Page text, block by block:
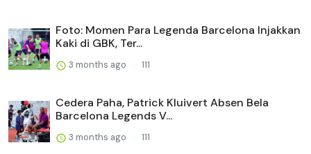
Foto: Momen Para Legenda Barcelona Injakkan
Kaki di GBK, Ter...
3 months ago 111
Cedera Paha, Patrick Kluivert Absen Bela
Barcelona Legends V...
3 months ago 111